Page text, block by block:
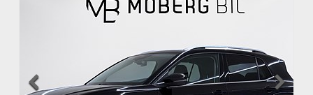
 